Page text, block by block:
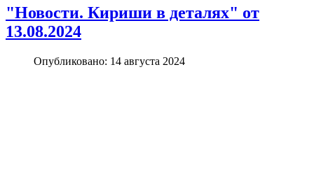
"Новости. Кириши в деталях" от
13.08.2024
Опубликовано: 14 августа 2024